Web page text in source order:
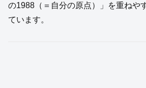
の1988（＝自分の原点）」を重ねや
ています。